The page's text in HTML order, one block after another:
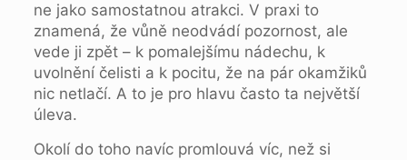
ne jako samostatnou atrakci. V praxi to
znamená, že vůně neodvádí pozornost, ale
vede ji zpět – k pomalejšímu nádechu, k
uvolnění čelisti a k pocitu, že na pár okamžiků
nic netlačí. A to je pro hlavu často ta největší
úleva.
Okolí do toho navíc promlouvá víc, než si